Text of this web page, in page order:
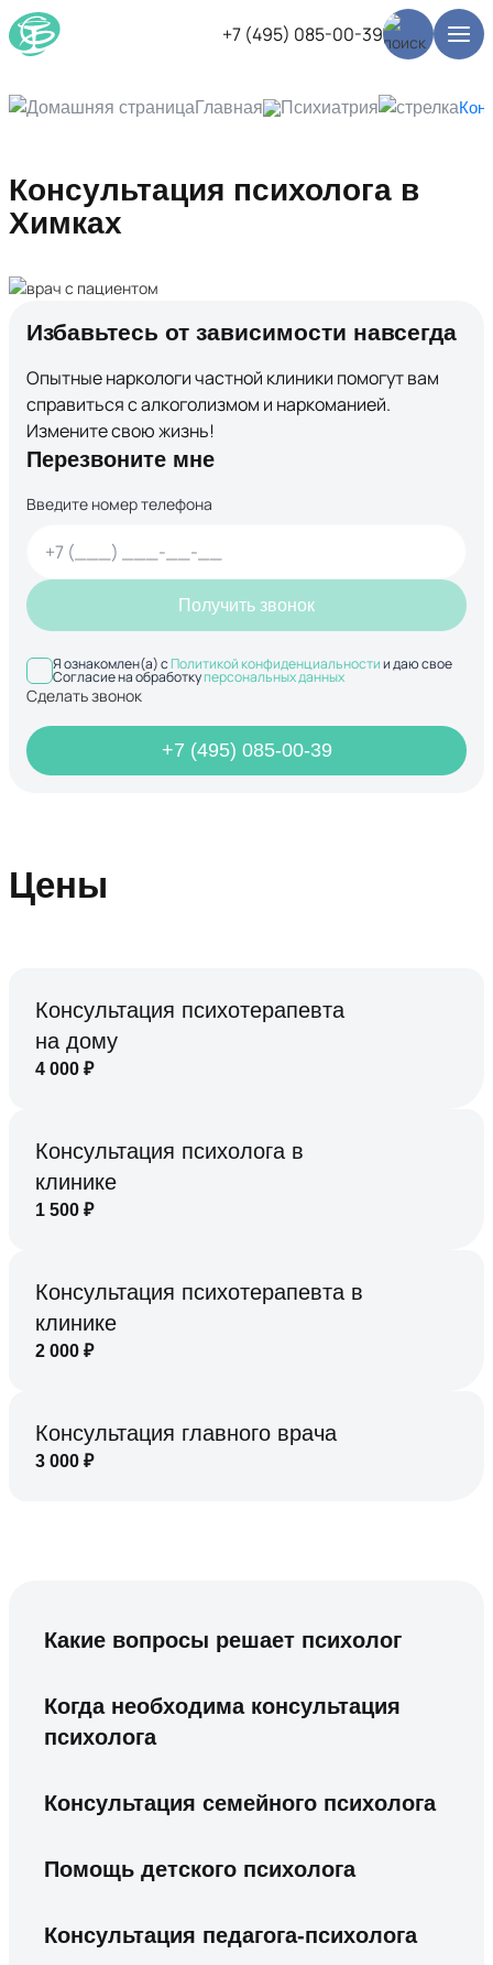
+7 (495) 085-00-39
Главная Психиатрия
Консультация психолога в
Химках
Избавьтесь от зависимости навсегда
Опытные наркологи частной клиники помогут вам
справиться с алкоголизмом и наркоманией.
Измените свою жизнь!
Перезвоните мне
Введите номер телефона
Получить звонок
Я ознакомлен(а) сПолитикой конфиденциальностии даю свое
Согласие на обработкуперсональных данных
Сделать звонок
+7 (495) 085-00-39
Цены
Консультация психотерапевта
на дому
4 000 ₽
Консультация психолога в
клинике
1 500 ₽
Консультация психотерапевта в
клинике
2 000 ₽
Консультация главного врача
3 000 ₽
Какие вопросы решает психолог
Когда необходима консультация
психолога
Консультация семейного психолога
Помощь детского психолога
Консультация педагога-психолога